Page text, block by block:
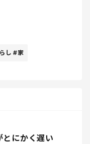
うな、
いてびっくり。
ら、
し #家
にかく遅い